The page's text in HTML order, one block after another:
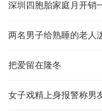
深圳四胞胎家庭月开销
两名男子给熟睡的老人
把爱留在隆冬
女子戏精上身报警称男